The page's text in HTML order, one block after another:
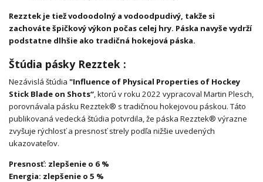
Rezztek je tiež vodoodolný a vodoodpudivý, takže si
zachováte špičkový výkon počas celej hry. Páska navyše vydrží
podstatne dlhšie ako tradičná hokejová páska.
Štúdia pásky Rezztek :
Nezávislá štúdia "Influence of Physical Properties of Hockey
Stick Blade on Shots“, ktorú v roku 2022 vypracoval Martin Plesch,
porovnávala pásku Rezztek® s tradičnou hokejovou páskou. Táto
publikovaná vedecká štúdia potvrdila, že páska Rezztek® výrazne
zvyšuje rýchlosť a presnosť strely podľa nižšie uvedených
ukazovateľov.
Presnosť: zlepšenie o 6 %
Energia: zlepšenie o 5 %